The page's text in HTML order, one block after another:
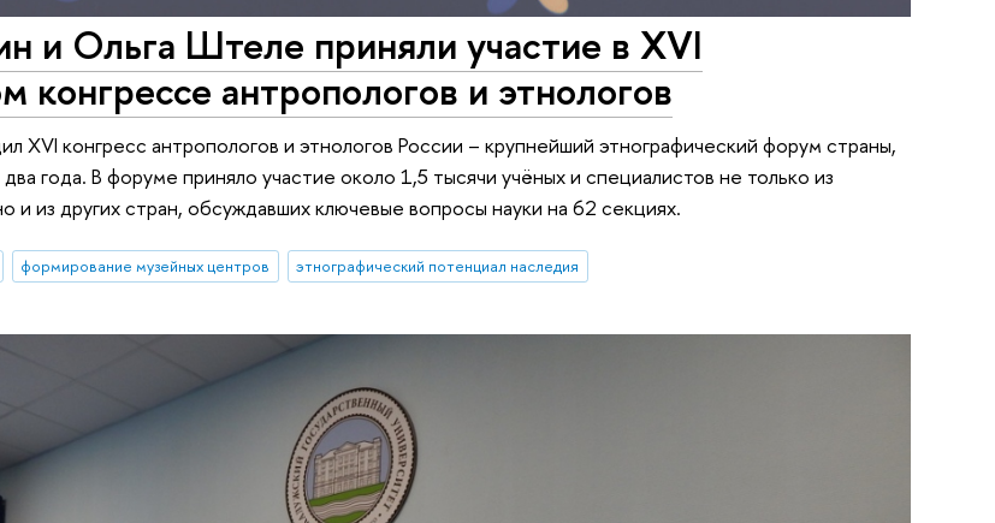
и Ольга Штеле приняли участие в XVI
конгрессе антропологов и этнологов
XVI конгресс антропологов и этнологов России – крупнейший этнографический форум страны,
года. В форуме приняло участие около 1,5 тысячи учёных и специалистов не только из
и из других стран, обсуждавших ключевые вопросы науки на 62 секциях.
формирование музейных центров этнографический потенциал наследия